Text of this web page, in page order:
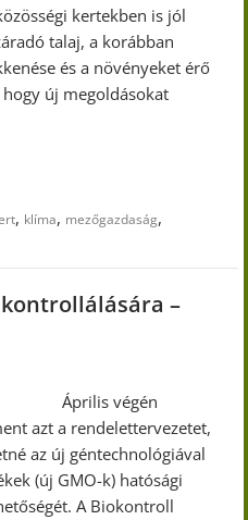
kertekben is jól
talaj, a korábban
és a növényeket érő
új megoldásokat
, klíma, mezőgazdaság,
–
Április végén
azt a rendelettervezetet,
az új géntechnológiával
(új GMO-k) hatósági
A Biokontroll